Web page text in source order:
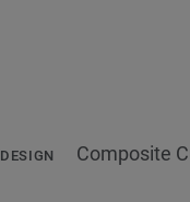
DESIGN Composite